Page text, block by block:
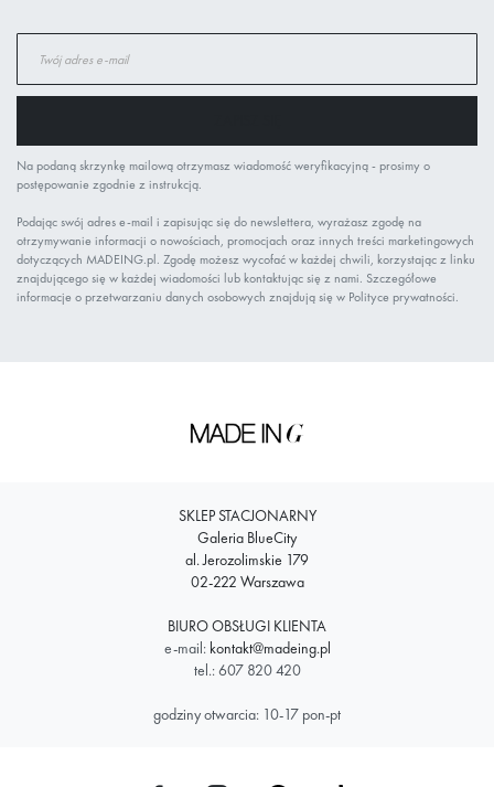
nasz
newsletter:
Na podaną skrzynkę mailową otrzymasz wiadomość weryfikacyjną - prosimy o
postępowanie zgodnie z instrukcją.
Podając swój adres e-mail i zapisując się do newslettera, wyrażasz zgodę na
otrzymywanie informacji o nowościach, promocjach oraz innych treści marketingowych
dotyczących MADEING.pl. Zgodę możesz wycofać w każdej chwili, korzystając z linku
znajdującego się w każdej wiadomości lub kontaktując się z nami. Szczegółowe
informacje o przetwarzaniu danych osobowych znajdują się w Polityce prywatności.
SKLEP STACJONARNY
Galeria BlueCity
al. Jerozolimskie 179
02-222 Warszawa
BIURO OBSŁUGI KLIENTA
e-mail: kontakt@madeing.pl
tel.: 607 820 420
godziny otwarcia: 10-17 pon-pt